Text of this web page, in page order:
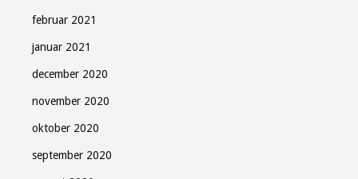
februar 2021
januar 2021
december 2020
november 2020
oktober 2020
september 2020